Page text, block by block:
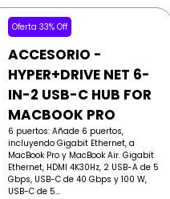
Oferta 33% Off
ACCESORIO -
HYPER+DRIVE NET 6-
IN-2 USB-C HUB FOR
MACBOOK PRO
6 puertos: Añade 6 puertos,
incluyendo Gigabit Ethernet, a
MacBook Pro y MacBook Air. Gigabit
Ethernet, HDMI 4K30Hz, 2 USB-A de 5
Gbps, USB-C de 40 Gbps y 100 W,
USB-C de 5...